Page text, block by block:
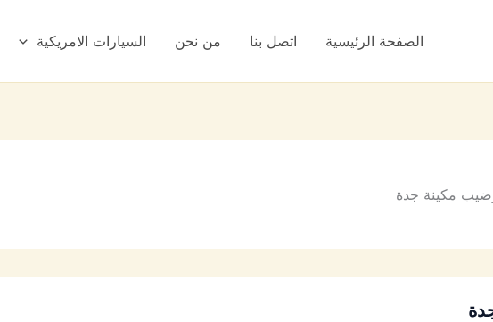
الصفحة الرئيسية اتصل بنا من نحن السيارات الامريكية
مكينة جدة